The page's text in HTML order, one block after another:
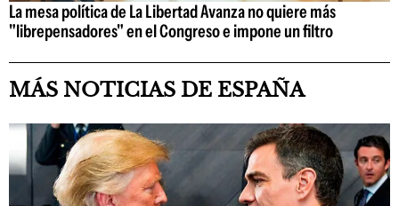
La mesa política de La Libertad Avanza no quiere más
"librepensadores" en el Congreso e impone un filtro
MÁS NOTICIAS DE ESPAÑA